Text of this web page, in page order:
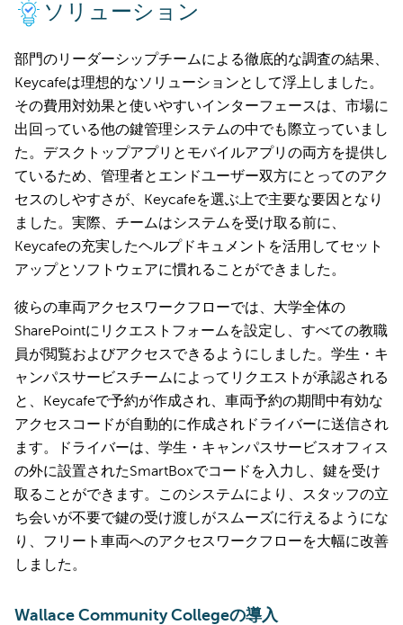
ソリューション
部門のリーダーシップチームによる徹底的な調査の結果、
Keycafeは理想的なソリューションとして浮上しました。
その費用対効果と使いやすいインターフェースは、市場に
出回っている他の鍵管理システムの中でも際立っていまし
た。デスクトップアプリとモバイルアプリの両方を提供し
ているため、管理者とエンドユーザー双方にとってのアク
セスのしやすさが、Keycafeを選ぶ上で主要な要因となり
ました。実際、チームはシステムを受け取る前に、
Keycafeの充実したヘルプドキュメントを活用してセット
アップとソフトウェアに慣れることができました。
彼らの車両アクセスワークフローでは、大学全体の
SharePointにリクエストフォームを設定し、すべての教職
員が閲覧およびアクセスできるようにしました。学生・キ
ャンパスサービスチームによってリクエストが承認される
と、Keycafeで予約が作成され、車両予約の期間中有効な
アクセスコードが自動的に作成されドライバーに送信され
ます。ドライバーは、学生・キャンパスサービスオフィス
の外に設置されたSmartBoxでコードを入力し、鍵を受け
取ることができます。このシステムにより、スタッフの立
ち会いが不要で鍵の受け渡しがスムーズに行えるようにな
り、フリート車両へのアクセスワークフローを大幅に改善
しました。
Wallace Community Collegeの導入